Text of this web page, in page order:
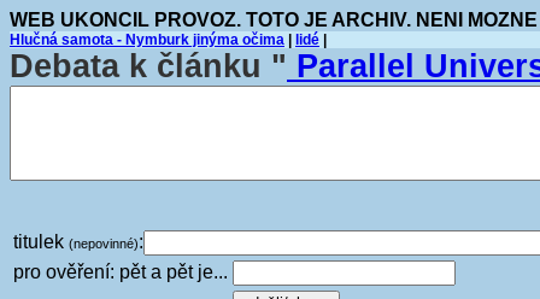
WEB UKONCIL PROVOZ. TOTO JE ARCHIV. NENI
Hlučná samota - Nymburk jinýma očima lidé
Debata k článku " Parallel
titulek (nepovinné):
pro ověření: pět a pět je...